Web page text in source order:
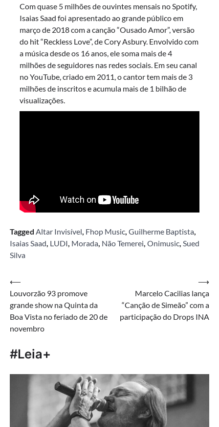
Com quase 5 milhões de ouvintes mensais no Spotify,
Isaias Saad foi apresentado ao grande público em
março de 2018 com a canção “Ousado Amor”, versão
do hit “Reckless Love”, de Cory Asbury. Envolvido com
a música desde os 16 anos, ele soma mais de 4
milhões de seguidores nas redes sociais. Em seu canal
no YouTube, criado em 2011, o cantor tem mais de 3
milhões de inscritos e acumula mais de 1 bilhão de
visualizações.
Tagged Altar Invisível, Fhop Music, Guilherme Baptista,
Isaias Saad, LUDI, Morada, Não Temerei, Onimusic, Sued
Silva
Navegação
de
Post
⟵
Louvorzão 93 promove
grande show na Quinta da
Boa Vista no feriado de 20 de
novembro
Marcelo Cacilias lança
“Canção de Simeão” com a
participação do Drops INA
⟶
#Leia+